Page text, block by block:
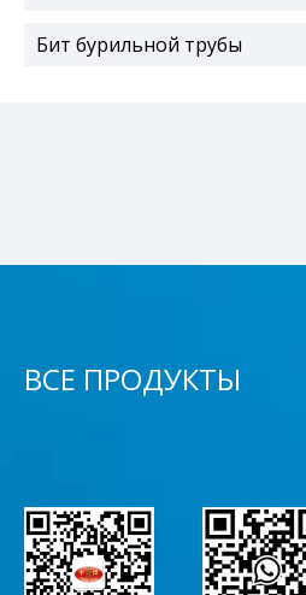
Бит бурильной трубы
ВСЕ ПРОДУКТЫ